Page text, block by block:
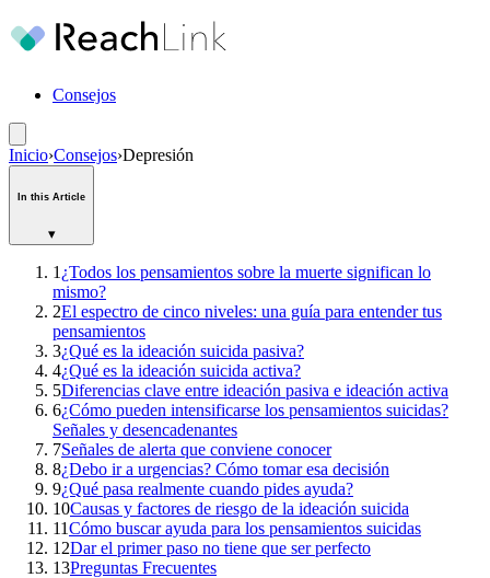
Consejos
Inicio›Consejos›Depresión
In this Article
▾
1 ¿Todos los pensamientos sobre la muerte significan lo
mismo?
2El espectro de cinco niveles: una guía para entender tus
pensamientos
3¿Qué es la ideación suicida pasiva?
4¿Qué es la ideación suicida activa?
5Diferencias clave entre ideación pasiva e ideación activa
6¿Cómo pueden intensificarse los pensamientos suicidas?
Señales y desencadenantes
7Señales de alerta que conviene conocer
8¿Debo ir a urgencias? Cómo tomar esa decisión
9¿Qué pasa realmente cuando pides ayuda?
10Causas y factores de riesgo de la ideación suicida
11Cómo buscar ayuda para los pensamientos suicidas
12Dar el primer paso no tiene que ser perfecto
13Preguntas Frecuentes